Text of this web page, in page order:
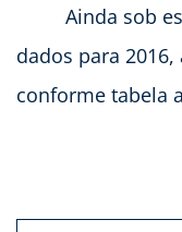
Ainda sob
dados para
conforme tabela